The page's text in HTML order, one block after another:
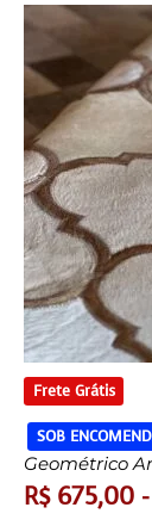
Frete Grátis
SOB
Geométrico
R$675,00 -